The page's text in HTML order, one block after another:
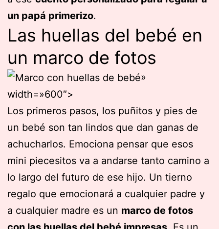
un papá primerizo.
Las huellas del bebé en
un marco de fotos
»
width=»600″>
Los primeros pasos, los puñitos y pies de
un bebé son tan lindos que dan ganas de
achucharlos. Emociona pensar que esos
mini piecesitos va a andarse tanto camino a
lo largo del futuro de ese hijo. Un tierno
regalo que emocionará a cualquier padre y
a cualquier madre es un marco de fotos